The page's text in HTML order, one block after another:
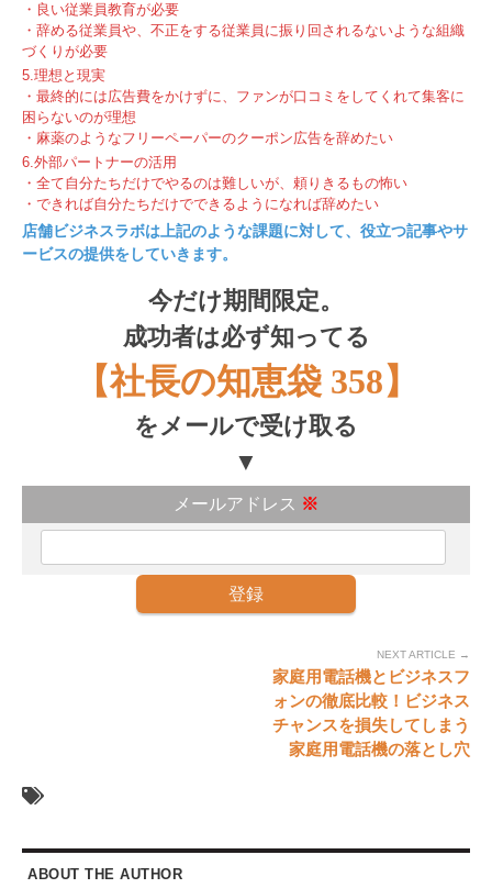
・良い従業員教育が必要
・辞める従業員や、不正をする従業員に振り回されるないような組織
づくりが必要
5.理想と現実
・最終的には広告費をかけずに、ファンが口コミをしてくれて集客に
困らないのが理想
・麻薬のようなフリーペーパーのクーポン広告を辞めたい
6.外部パートナーの活用
・全て自分たちだけでやるのは難しいが、頼りきるもの怖い
・できれば自分たちだけでできるようになれば辞めたい
店舗ビジネスラボは上記のような課題に対して、役立つ記事やサ
ービスの提供をしていきます。
今だけ期間限定。
成功者は必ず知ってる
【社長の知恵袋 358】
をメールで受け取る
▼
メールアドレス ※
NEXT ARTICLE →
家庭用電話機とビジネスフ
ォンの徹底比較！ビジネス
チャンスを損失してしまう
家庭用電話機の落とし穴
ABOUT THE AUTHOR